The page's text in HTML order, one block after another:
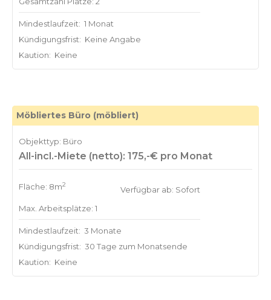
Mindestlaufzeit: 1 Monat
Kündigungsfrist: Keine Angabe
Kaution: Keine
Möbliertes Büro (möbliert)
Objekttyp: Büro
All-incl.-Miete (netto): 175,-€ pro Monat
Fläche: 8m2
Max. Arbeitsplätze: 1
Verfügbar ab: Sofort
Mindestlaufzeit: 3 Monate
Kündigungsfrist: 30 Tage zum Monatsende
Kaution: Keine